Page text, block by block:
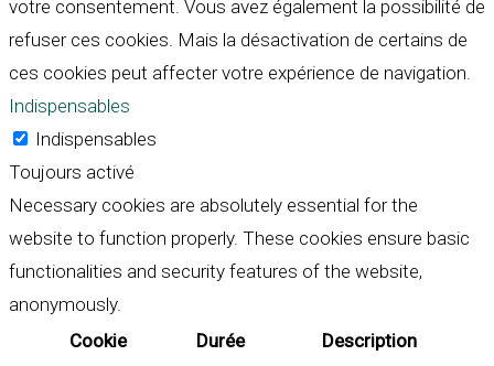
votre consentement. Vous avez également la possibilité de
refuser ces cookies. Mais la désactivation de certains de
ces cookies peut affecter votre expérience de navigation.
Indispensables
Indispensables
Toujours activé
Necessary cookies are absolutely essential for the
website to function properly. These cookies ensure basic
functionalities and security features of the website,
anonymously.
Cookie
Durée Description